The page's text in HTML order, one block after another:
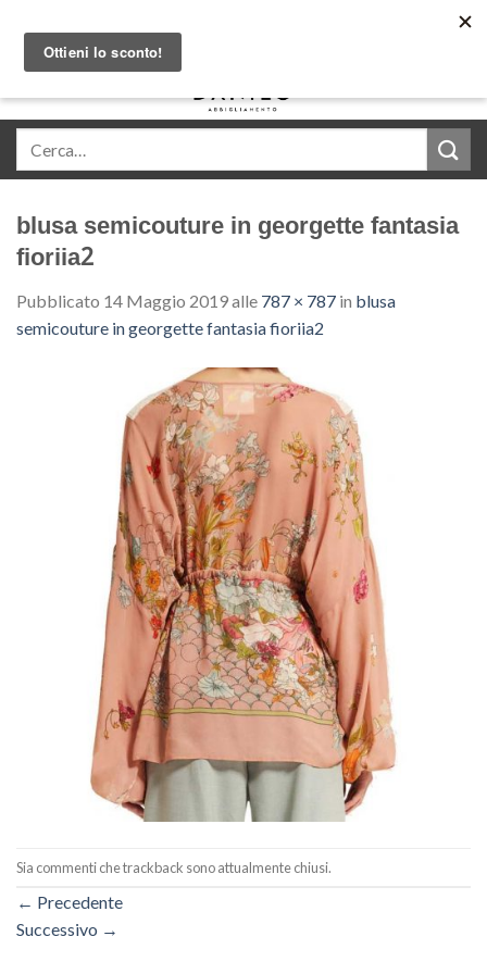
content
blusa semicouture in georgette fantasia
fioriia2
Pubblicato 14 Maggio 2019alle 787 × 787 in blusa
semicouture in georgette fantasia fioriia2
Sia commenti che trackback sono attualmente chiusi.
← Precedente
Successivo →